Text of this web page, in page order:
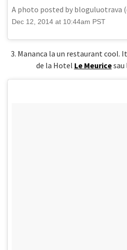
A photo posted by bloguluotrava
Dec 12, 2014 at 10:44am PST
3. Mananca la un restaurant cool.
de la Hotel Le Meuricesau